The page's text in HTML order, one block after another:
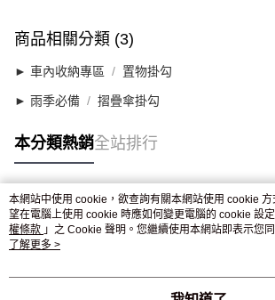
商品相關分類 (3)
► 車內收納專區 置物掛勾
► 雨季必備 摺疊傘掛勾
本分類熱銷全站排行
熱門標籤
本網站中使用 cookie，欲查詢有關本網站使用 cookie
望在電腦上使用 cookie 時應如何變更電腦的 cookie 設
權條款 」之 Cookie 聲明。您繼續使用本網站即表示您
用條款之 Cookie 聲明使用 cookie。
了解更多 >